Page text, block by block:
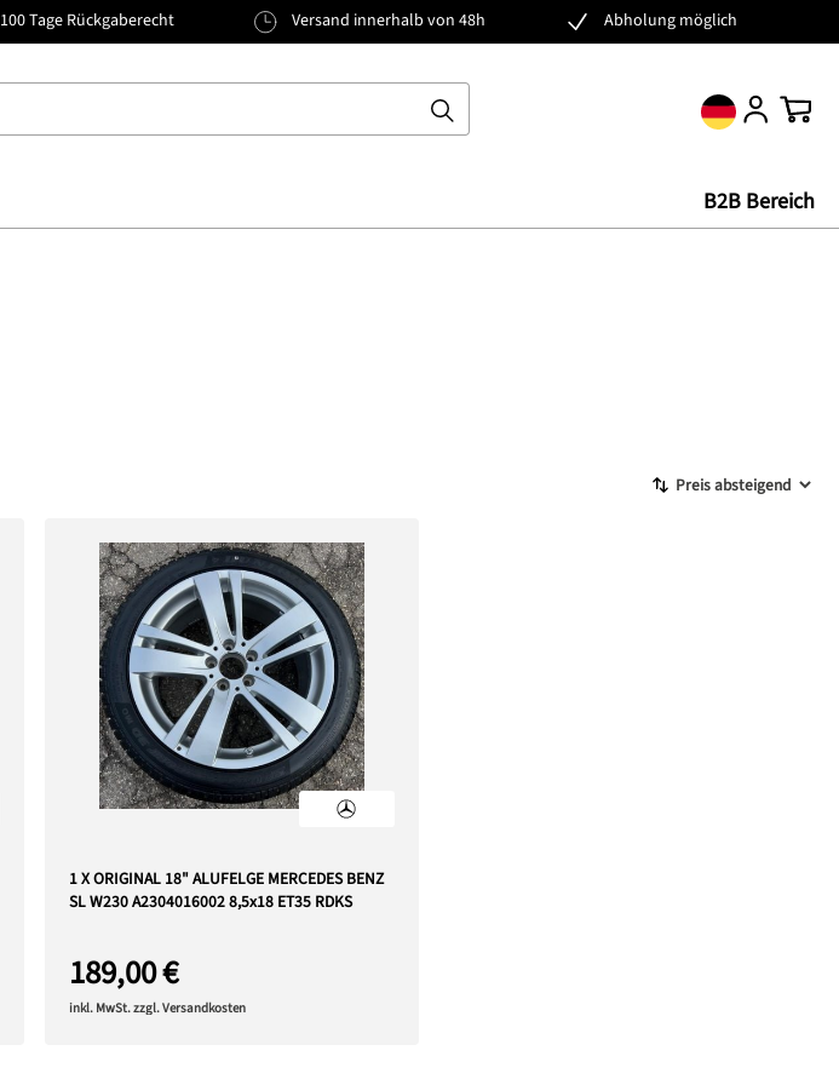
100 Tage Rückgaberecht Versand innerhalb von 48h Abholung möglich
B2B Bereich
1 X ORIGINAL 18" ALUFELGE MERCEDES BENZ
SL W230 A2304016002 8,5x18 ET35 RDKS
189,00 €
inkl. MwSt. zzgl. Versandkosten